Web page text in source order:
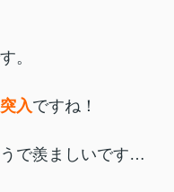
。
入ですね！
で羨ましいです…